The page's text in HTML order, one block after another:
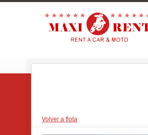
Volver a flota